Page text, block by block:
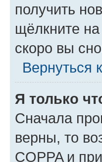
получить
щёлкните
скоро вы
Вернуться
Я только
Сначала
верны, то
COPPA и